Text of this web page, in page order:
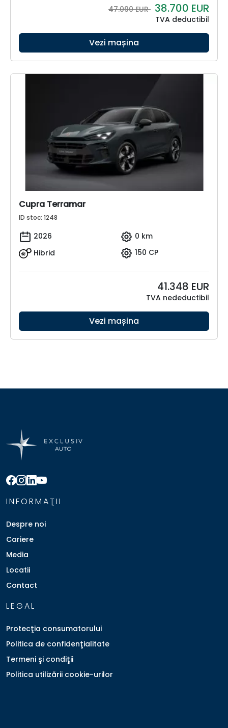
47.090 EUR 38.700 EUR
TVA deductibil
Vezi mașina
Cupra Terramar
ID stoc: 1248
2026
0 km
Hibrid
150 CP
41.348 EUR
TVA nedeductibil
Vezi mașina
INFORMAŢII
Despre noi
Cariere
Media
Locatii
Contact
LEGAL
Protecţia consumatorului
Politica de confidenţialitate
Termeni şi condiţii
Politica utilizării cookie-urilor